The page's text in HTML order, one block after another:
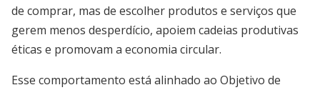
de comprar, mas de escolher produtos e serviços que
gerem menos desperdício, apoiem cadeias produtivas
éticas e promovam a economia circular.
Esse comportamento está alinhado ao Objetivo de